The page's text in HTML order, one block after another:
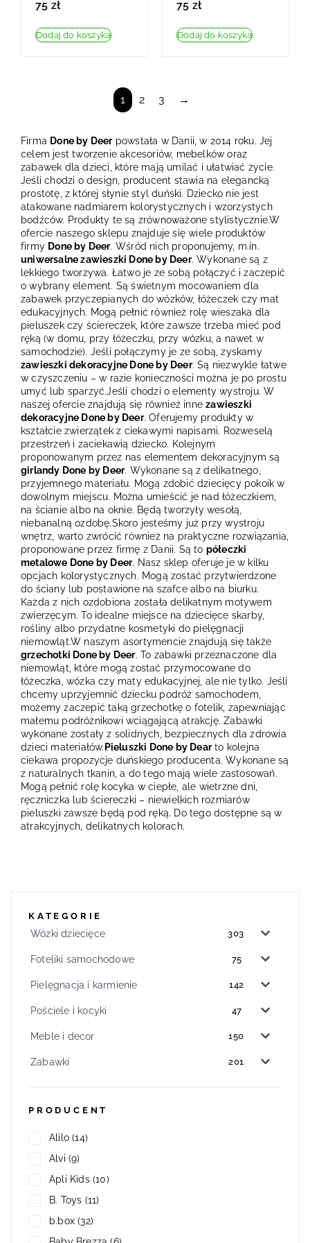
KATEGORIE
Wózki dziecięce 303
Foteliki samochodowe 75
Pielęgnacja i karmienie 142
Pościele i kocyki 47
Meble i decor 150
Zabawki 201
PRODUCENT
Alilo (14)
Alvi (9)
Apli Kids (10)
B. Toys (11)
b.box (32)
75 zł
Dodaj do koszyka
75 zł
Dodaj do koszyka
1 2 3 →
Firma Done by Deerpowstała w Danii, w 2014 roku. Jej
celem jest tworzenie akcesoriów, mebelków oraz
zabawek dla dzieci, które mają umilać i ułatwiać życie.
Jeśli chodzi o design, producent stawia na elegancką
prostotę, z której słynie styl duński. Dziecko nie jest
atakowane nadmiarem kolorystycznych i wzorzystych
bodźców. Produkty te są zrównoważone stylistycznie.W
ofercie naszego sklepu znajduje się wiele produktów
firmy Done by Deer. Wśród nich proponujemy, m.in.
uniwersalne zawieszki Done by Deer. Wykonane są z
lekkiego tworzywa. Łatwo je ze sobą połączyć i zaczepić
o wybrany element. Są świetnym mocowaniem dla
zabawek przyczepianych do wózków, łóżeczek czy mat
edukacyjnych. Mogą pełnić również rolę wieszaka dla
pieluszek czy ściereczek, które zawsze trzeba mieć pod
ręką (w domu, przy łóżeczku, przy wózku, a nawet w
samochodzie). Jeśli połączymy je ze sobą, zyskamy
zawieszki dekoracyjne Done by Deer. Są niezwykle łatwe
w czyszczeniu – w razie konieczności można je po prostu
umyć lub sparzyć.Jeśli chodzi o elementy wystroju. W
naszej ofercie znajdują się również innezawieszki
dekoracyjne Done by Deer. Oferujemy produkty w
kształcie zwierzątek z ciekawymi napisami. Rozweselą
przestrzeń i zaciekawią dziecko. Kolejnym
proponowanym przez nas elementem dekoracyjnym są
girlandy Done by Deer. Wykonane są z delikatnego,
przyjemnego materiału. Mogą zdobić dziecięcy pokoik w
dowolnym miejscu. Można umieścić je nad łóżeczkiem,
na ścianie albo na oknie. Będą tworzyły wesołą,
niebanalną ozdobę.Skoro jesteśmy już przy wystroju
wnętrz, warto zwrócić również na praktyczne rozwiązania,
proponowane przez firmę z Danii. Są to półeczki
metalowe Done by Deer. Nasz sklep oferuje je w kilku
opcjach kolorystycznych. Mogą zostać przytwierdzone
do ściany lub postawione na szafce albo na biurku.
Każda z nich ozdobiona została delikatnym motywem
zwierzęcym. To idealne miejsce na dziecięce skarby,
rośliny albo przydatne kosmetyki do pielęgnacji
niemowląt.W naszym asortymencie znajdują się także
grzechotki Done by Deer. To zabawki przeznaczone dla
niemowląt, które mogą zostać przymocowane do
łóżeczka, wózka czy maty edukacyjnej, ale nie tylko. Jeśli
chcemy uprzyjemnić dziecku podróż samochodem,
możemy zaczepić taką grzechotkę o fotelik, zapewniając
małemu podróżnikowi wciągającą atrakcję. Zabawki
wykonane zostały z solidnych, bezpiecznych dla zdrowia
dzieci materiałów.Pieluszki Done by Dearto kolejna
ciekawa propozycje duńskiego producenta. Wykonane są
z naturalnych tkanin, a do tego mają wiele zastosowań.
Mogą pełnić rolę kocyka w ciepłe, ale wietrzne dni,
ręczniczka lub ściereczki – niewielkich rozmiarów
pieluszki zawsze będą pod ręką. Do tego dostępne są w
atrakcyjnych, delikatnych kolorach.